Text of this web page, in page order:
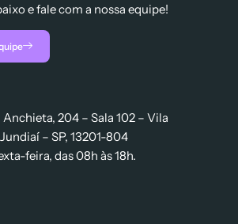
e fale com a nossa equipe!
204 – Sala 102 – Vila
– SP, 13201-804
feira, das 08h às 18h.